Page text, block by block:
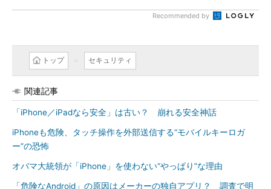
Recommended by
トップ セキュリティ
関連記事
「iPhone／iPadなら安全」は古い？ 崩れる安全神話
iPhoneも危険、タッチ操作を外部送信する“モバイルキーロガ
ー”の恐怖
オバマ大統領が「iPhone」を使わない“やっぱり”な理由
「危険なAndroid」の原因はメーカーの独自アプリ？ 調査で明